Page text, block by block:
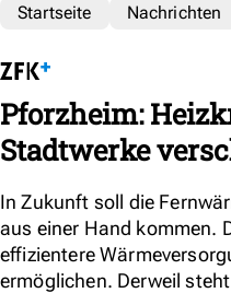
Startseite Nachrichten
Pforzheim:
Stadtwerke
In Zukunft soll die
aus einer Hand kommen.
effizientere
ermöglichen. Derweil